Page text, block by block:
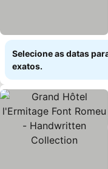
Selecione as datas
exatos.